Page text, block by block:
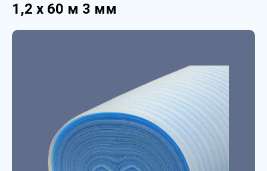
1,2 х 60 м 3 мм